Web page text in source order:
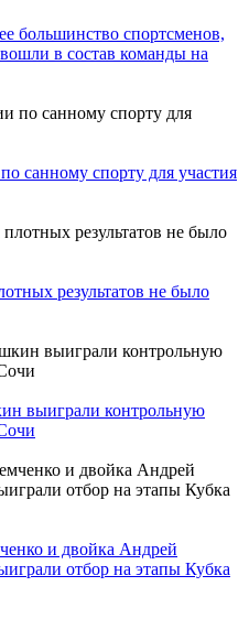
большинство спортсменов,
в состав команды на
санному спорту для участия
результатов не было
выиграли контрольную
и двойка Андрей
отбор на этапы Кубка